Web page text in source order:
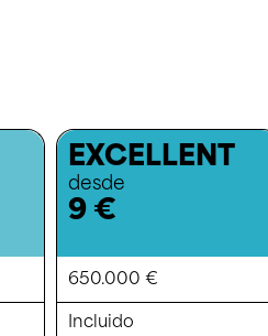
EXCELLENT
desde
9 €
650.000 €
Incluido